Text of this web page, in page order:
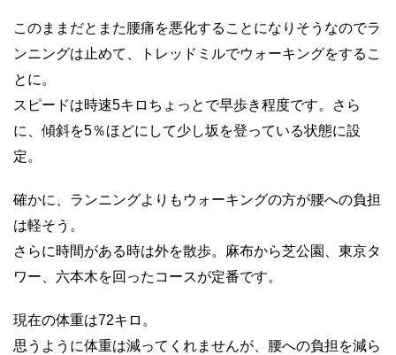
このままだとまた腰痛を悪化することになりそうなのでラ
ンニングは止めて、トレッドミルでウォーキングをするこ
とに。
スピードは時速5キロちょっとで早歩き程度です。さら
に、傾斜を5％ほどにして少し坂を登っている状態に設
定。
確かに、ランニングよりもウォーキングの方が腰への負担
は軽そう。
さらに時間がある時は外を散歩。麻布から芝公園、東京タ
ワー、六本木を回ったコースが定番です。
現在の体重は72キロ。
思うように体重は減ってくれませんが、腰への負担を減ら